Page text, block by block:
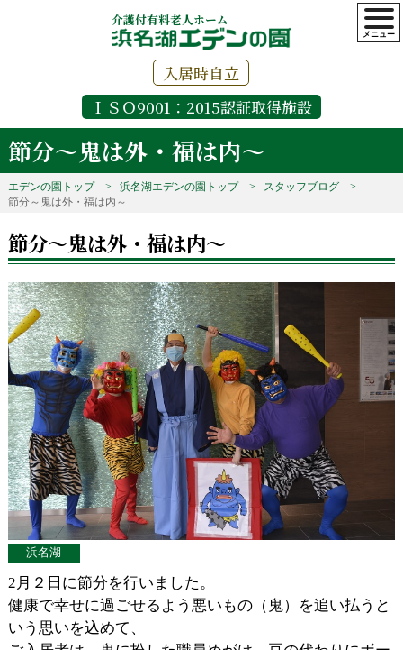
介護付有料老人ホーム
入居時自立
ＩＳＯ9001：2015認証取得施設
節分～鬼は外・福は内～
エデンの園トップ 浜名湖エデンの園トップ
スタッフブログ
節分～鬼は外・福は内～
節分～鬼は外・福は内～
浜名湖
2月２日に節分を行いました。
健康で幸せに過ごせるよう悪いもの（鬼）を追い払うと
いう思いを込めて、